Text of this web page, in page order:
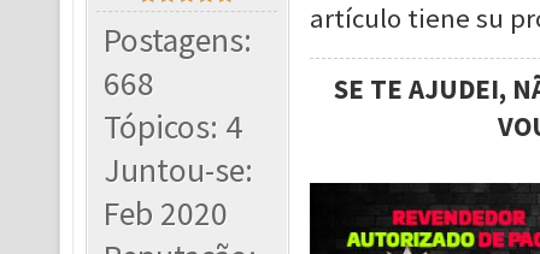
Postagens:
668
Tópicos: 4
Juntou-se:
Feb 2020
artículo tiene su
SE TE AJUDEI,